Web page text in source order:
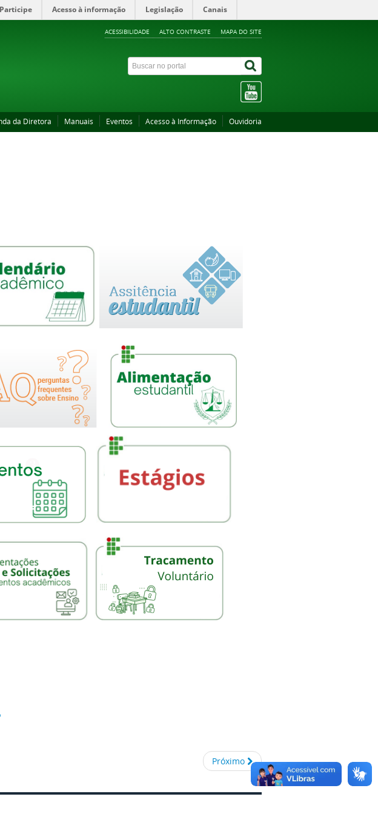
Participe Acesso à informação Legislação Canais
ACESSIBILIDADE ALTO CONTRASTE MAPA DO SITE
da Diretora Manuais Eventos Acesso à Informação Ouvidoria
Próximo